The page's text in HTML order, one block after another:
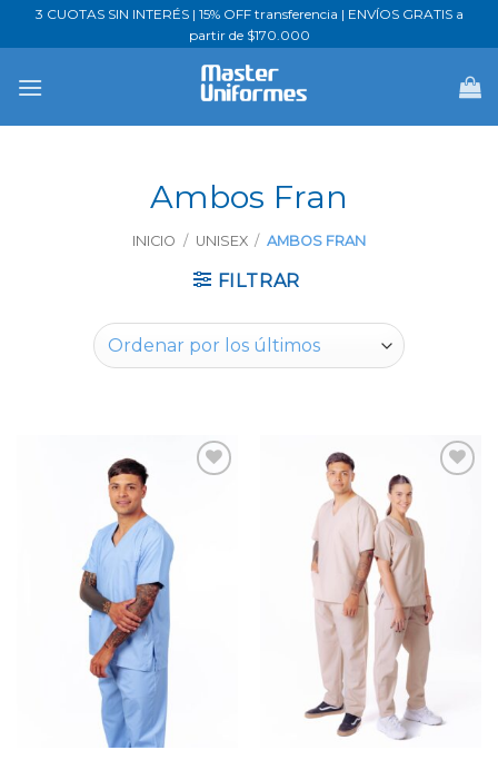
Saltar3 CUOTAS SIN INTERÉS | 15% OFF transferencia | ENVÍOS GRATIS a
partir de $170.000
Ambos Fran
INICIO / UNISEX / AMBOS FRAN
FILTRAR